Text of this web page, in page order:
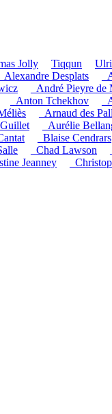
Jolly Tiqqun
_Alexandre Desplats
_André Pieyre de
_Anton Tchekhov
_Arnaud des
Guillet _Aurélie
_Blaise Cendrars
_Chad Lawson
Jeanney